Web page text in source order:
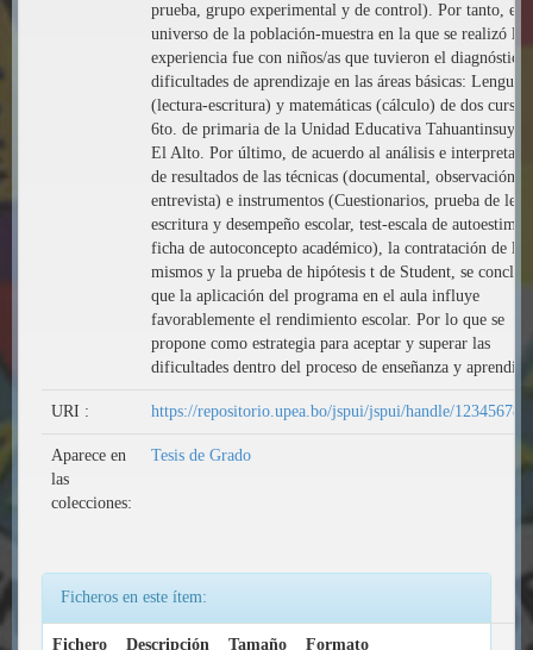
prueba, grupo experimental y de control). Por tanto, el
universo de la población-muestra en la que se realizó la
experiencia fue con niños/as que tuvieron el diagnóstico
dificultades de aprendizaje en las áreas básicas: Lenguaje
(lectura-escritura) y matemáticas (cálculo) de dos cursos
6to. de primaria de la Unidad Educativa Tahuantinsuyo
El Alto. Por último, de acuerdo al análisis e
de resultados de las técnicas (documental, observación y
entrevista) e instrumentos (Cuestionarios, prueba de
escritura y desempeño escolar, test-escala de autoestima
ficha de autoconcepto académico), la contratación de los
mismos y la prueba de hipótesis t de Student, se
que la aplicación del programa en el aula influye
favorablemente el rendimiento escolar. Por lo que se
propone como estrategia para aceptar y superar las
dificultades dentro del proceso de enseñanza y
URI : https://repositorio.upea.bo/jspui/jspui/handle/
Aparece en
las
colecciones:
Tesis de Grado
Ficheros en este ítem:
Fichero Descripción Tamaño Formato